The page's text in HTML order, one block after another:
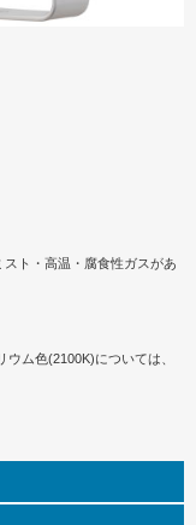
ト・高温・腐食性ガスがあ
ム色(2100K)については、